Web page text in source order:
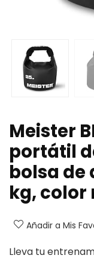
Meister
portátil
bolsa de
kg, color
Añadir a Mis
Lleva tu